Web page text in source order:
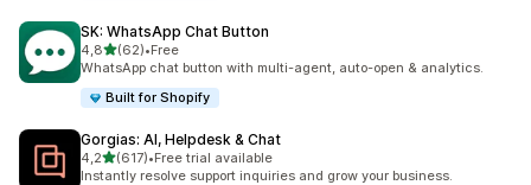
SK: WhatsApp Chat Button
4,85 yıldız üzerinden
(62)
toplam 62 değerlendirme
•Free
WhatsApp chat button with multi-agent, auto-open & analytics.
Built for Shopify
Gorgias: AI, Helpdesk & Chat
4,25 yıldız üzerinden
(617)
toplam 617 değerlendirme
•Free trial available
Instantly resolve support inquiries and grow your business.